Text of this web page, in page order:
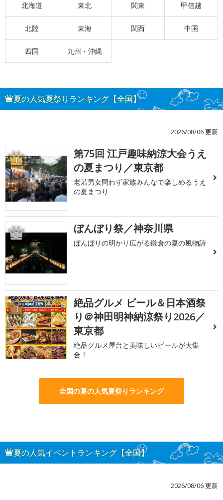
北海道 東北 関東 甲信越
北陸 東海 関西 中国
四国 九州・沖縄
夏の人気夏祭りランキング【全国】
2026/08/06 更新
1
第75回 江戸趣味納涼大会うえ
の夏まつり／東京都
老若男女問わず家族みんなで楽しめるうえ
の夏まつり
2 ぼんぼり祭／神奈川県
ぼんぼりの明かり広がる鎌倉の夏の風物詩
3
絶品グルメ ビール＆日本酒祭
り＠神田明神納涼祭り2026／
東京都
絶品グルメ屋台と美味しいビールが大集
合！
全国の夏の人気夏祭りランキング
夏の人気イベントランキング【全国】
2026/08/06 更新